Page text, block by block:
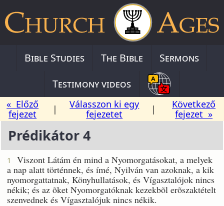
Bible Studies The Bible
Sermons
Testimony videos
« Előző
fejezet
|
Válasszon ki egy
fejezetet
|
Következő
fejezet »
Prédikátor 4
1
Viszont Látám én mind a Nyomorgatásokat, a melyek
a nap alatt történnek, és ímé, Nyilván van azoknak, a kik
nyomorgattatnak, Könyhullatások, és Vígasztalójok nincs
nékik; és az õket Nyomorgatóknak kezekbõl erõszaktételt
szenvednek és Vígasztalójuk nincs nékik.